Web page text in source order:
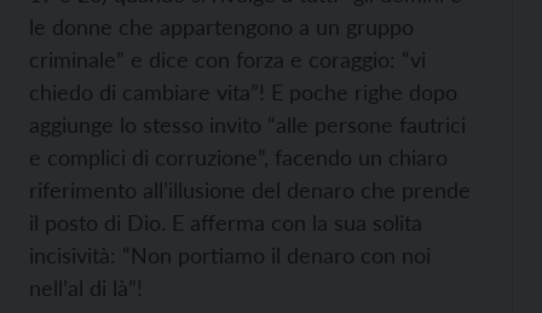
le donne che appartengono a un gruppo
criminale” e dice con forza e coraggio: “vi
chiedo di cambiare vita”! E poche righe dopo
aggiunge lo stesso invito “alle persone fautrici
e complici di corruzione”, facendo un chiaro
riferimento all’illusione del denaro che prende
il posto di Dio. E afferma con la sua solita
incisività: “Non portiamo il denaro con noi
nell’al di là”!